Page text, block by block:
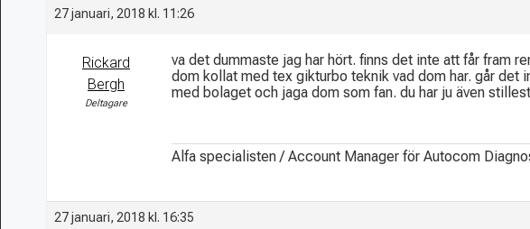
27 januari, 2018 kl. 11:26
Rickard
Bergh
Deltagare
va det dummaste jag har hört. finns det inte att får fram
dom kollat med tex gikturbo teknik vad dom har. går det
med bolaget och jaga dom som fan. du har ju även
Alfa specialisten / Account Manager för Autocom
27 januari, 2018 kl. 16:35